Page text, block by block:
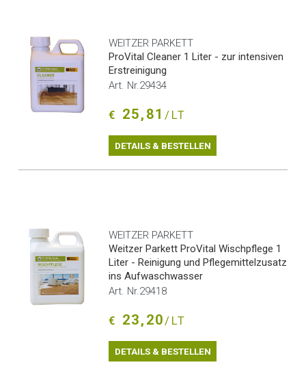
WEITZER PARKETT
ProVital Cleaner 1 Liter - zur intensiven
Erstreinigung
Art. Nr.29434
€ 25,81/LT
DETAILS & BESTELLEN
WEITZER PARKETT
Weitzer Parkett ProVital Wischpflege 1
Liter - Reinigung und Pflegemittelzusatz
ins Aufwaschwasser
Art. Nr.29418
€ 23,20/LT
DETAILS & BESTELLEN